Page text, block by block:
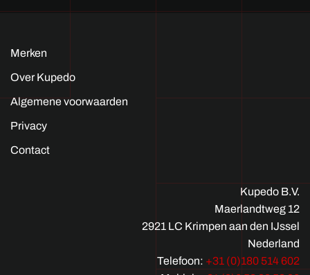
Merken
Over Kupedo
Algemene voorwaarden
Privacy
Contact
Kupedo B.V.
Maerlandtweg 12
2921 LC Krimpen aan den IJssel
Nederland
Telefoon: +31 (0)180 514 602